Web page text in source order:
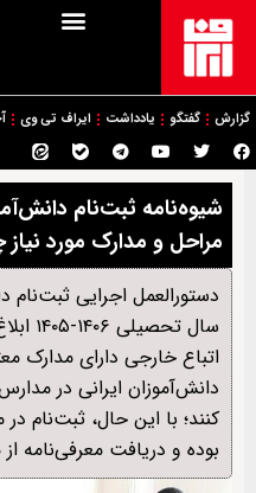
گزارش گفتگو یادداشت ایراف تی وی
شیوه‌نامه ثبت‌نام
مراحل و مدارک مورد
دستورالعمل اجرایی ثبت‌نام
سال
اتباع خارجی دارای مدارک
دانش‌آموزان ایرانی در
کنند؛ با این حال، ثبت‌نام
بوده و دریافت معرفی‌نامه